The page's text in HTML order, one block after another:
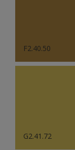
F2.40.50
G2.41.72